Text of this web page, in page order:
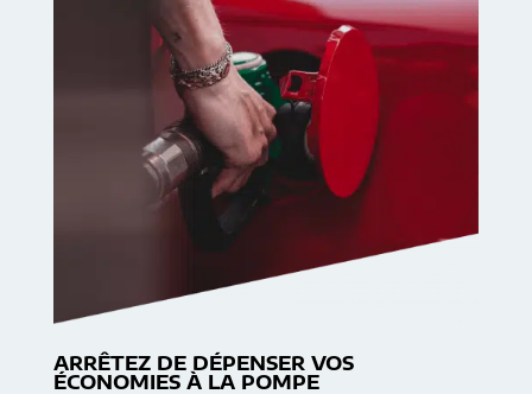
ARRÊTEZ DE DÉPENSER VOS
ÉCONOMIES À LA POMPE